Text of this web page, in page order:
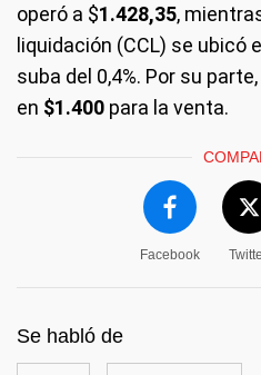
operó a $1.428,35,
liquidación (CCL) se ubicó
suba del 0,4%. Por su parte,
en $1.400 para la venta.
Facebook
Se habló de